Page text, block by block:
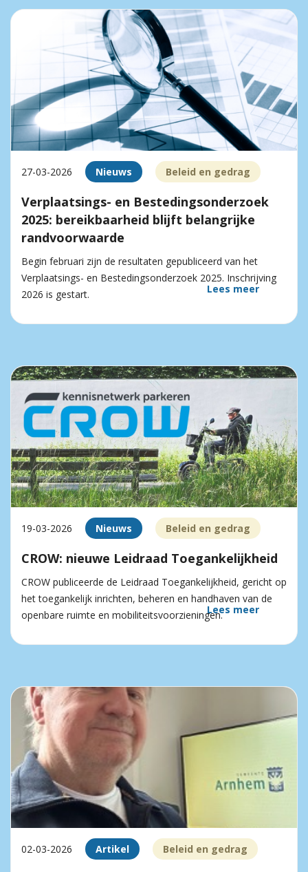
27-03-2026 Nieuws Beleid en gedrag
Verplaatsings- en Bestedingsonderzoek
2025: bereikbaarheid blijft belangrijke
randvoorwaarde
Begin februari zijn de resultaten gepubliceerd van het
Verplaatsings- en Bestedingsonderzoek 2025. Inschrijving
2026 is gestart.
Lees meer
19-03-2026 Nieuws Beleid en gedrag
CROW: nieuwe Leidraad Toegankelijkheid
CROW publiceerde de Leidraad Toegankelijkheid, gericht op
het toegankelijk inrichten, beheren en handhaven van de
openbare ruimte en mobiliteitsvoorzieningen.Lees meer
02-03-2026 Artikel Beleid en gedrag